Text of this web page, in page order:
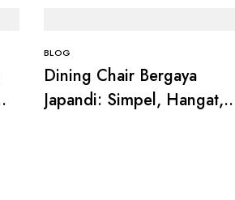
BLOG
Dining Chair Bergaya
Japandi: Simpel, Hangat,